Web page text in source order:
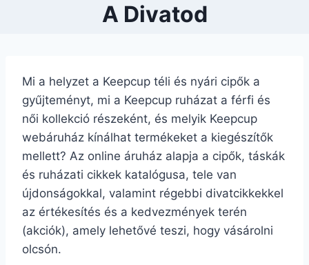
A Divatod
Mi a helyzet a Keepcup téli és nyári cipők a
gyűjteményt, mi a Keepcup ruházat a férfi és
női kollekció részeként, és melyik Keepcup
webáruház kínálhat termékeket a kiegészítők
mellett? Az online áruház alapja a cipők, táskák
és ruházati cikkek katalógusa, tele van
újdonságokkal, valamint régebbi divatcikkekkel
az értékesítés és a kedvezmények terén
(akciók), amely lehetővé teszi, hogy vásárolni
olcsón.